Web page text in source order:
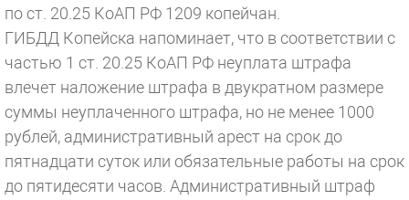
по ст. 20.25 КоАП РФ 1209 копейчан.
ГИБДД Копейска напоминает, что в соответствии с
частью 1 ст. 20.25 КоАП РФ неуплата штрафа
влечет наложение штрафа в двукратном размере
суммы неуплаченного штрафа, но не менее 1000
рублей, административный арест на срок до
пятнадцати суток или обязательные работы на срок
до пятидесяти часов. Административный штраф